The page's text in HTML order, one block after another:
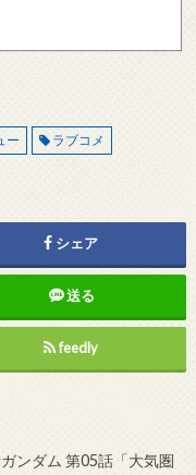
ー
ラブコメ
シェア
送る
feedly
ンダム 第05話「大気圏